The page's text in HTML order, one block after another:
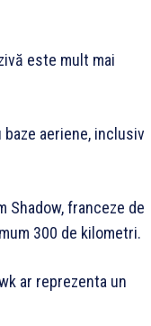
este mult mai
aeriene, inclusiv
Shadow, franceze de
300 de kilometri.
ar reprezenta un